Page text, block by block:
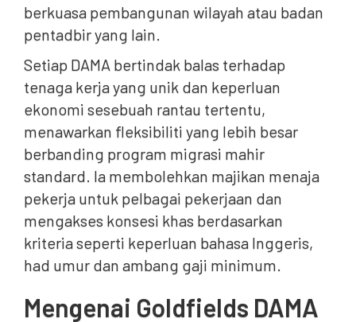
berkuasa pembangunan wilayah atau badan
pentadbir yang lain.
Setiap DAMA bertindak balas terhadap
tenaga kerja yang unik dan keperluan
ekonomi sesebuah rantau tertentu,
menawarkan fleksibiliti yang lebih besar
berbanding program migrasi mahir
standard. Ia membolehkan majikan menaja
pekerja untuk pelbagai pekerjaan dan
mengakses konsesi khas berdasarkan
kriteria seperti keperluan bahasa Inggeris,
had umur dan ambang gaji minimum.
Mengenai Goldfields DAMA